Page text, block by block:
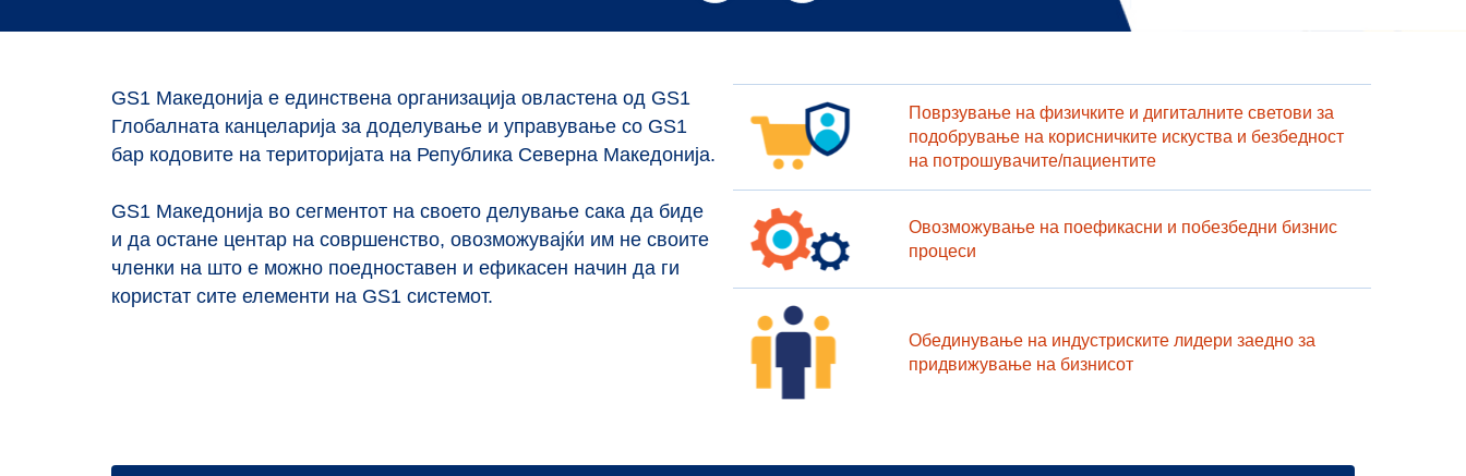
GS1 Македонија е единствена организација овлaстена од GS1
Глобалната канцеларија за доделување и управување со GS1
бар кодовите на територијата на Република Северна Македонија.
GS1 Македонија вo сегментот на своето делување сака да биде
и да остане центар на совршенство, овозможувајќи им не своите
членки на што е можно поедноставен и ефикасен начин да ги
користат сите елементи на GS1 системот.
Поврзување на физичките и дигиталните светови за
подобрување на корисничките искуства и безбедност
на потрошувачите/пациентите
Овозможување на поефикасни и побезбедни бизнис
процеси
Обединување на индустриските лидери заедно за
придвижување на бизнисот